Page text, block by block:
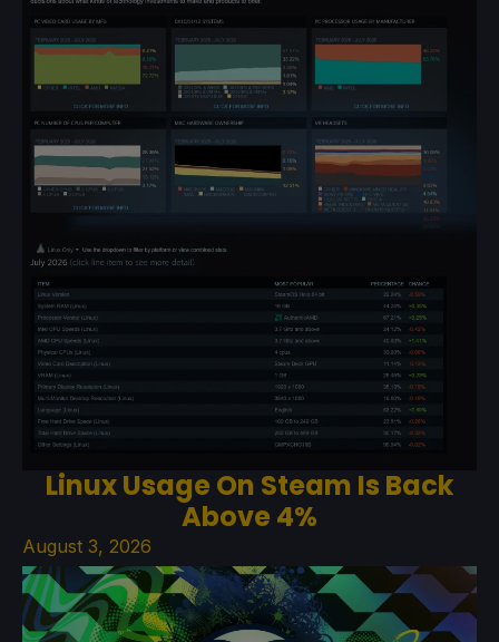
Linux Usage On Steam Is Back
Above 4%
August 3, 2026